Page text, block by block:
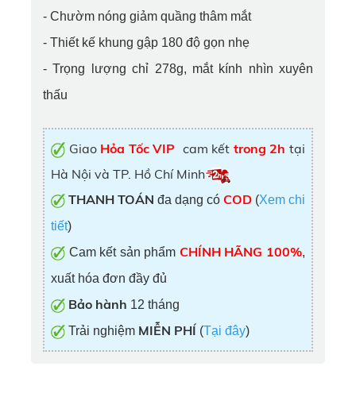
- Chườm nóng giảm quầng thâm mắt
- Thiết kế khung gập 180 độ gọn nhẹ
- Trọng lượng chỉ 278g, mắt kính nhìn xuyên
thấu
Giao Hỏa Tốc VIP cam kết trong 2h tại
Hà Nội và TP. Hồ Chí Minh
THANH TOÁN đa dạng có COD (Xem chi
tiết)
Cam kết sản phẩm CHÍNH HÃNG 100%,
xuất hóa đơn đầy đủ
Bảo hành 12 tháng
Trải nghiệm MIỄN PHÍ (Tại đây)